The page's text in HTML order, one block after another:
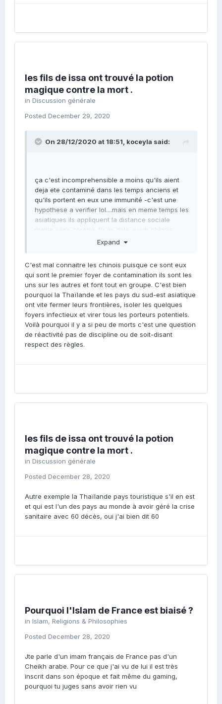
les fils de issa ont trouvé la potion
magique contre la mort .
in Discussion générale
Posted December 29, 2020
On 28/12/2020 at 18:51, koceyla said:
ça c'est incomprehensible a moins qu'ils aient
deja ete contaminé dans les temps anciens et
qu'ils portent en eux une immunité -c'est une
hypothese a verifier lol....mais en meme temps les
asiatiques ils appliquent la distance sociale
meme sans corona ,tu as deja vu un chinois
embrasser un autre chinois ou lui serrer la main
asiatiques !!! rien a voir avec nous .
Expand
C'est mal connaitre les chinois puisque ce sont eux
qui sont le premier foyer de contamination ils sont les
uns sur les autres et font tout en groupe. C'est bien
pourquoi la Thaïlande et les pays du sud-est asiatique
ont vite fermer leurs frontières, isoler les quelques
foyers infectieux et virer tous les porteurs potentiels.
Voilà pourquoi il y a si peu de morts c'est une question
de réactivité pas de discipline ou de soit-disant
respect des règles.
les fils de issa ont trouvé la potion
magique contre la mort .
in Discussion générale
Posted December 28, 2020
Autre exemple la Thaïlande pays touristique s'il en est
et qui est l'un des pays au monde à avoir géré la crise
sanitaire avec 60 décès, oui j'ai bien dit 60
Pourquoi l'Islam de France est biaisé ?
in Islam, Religions & Philosophies
Posted December 28, 2020
Jte parle d'un imam français de France pas d'un
Cheikh arabe. Pour ce que j'ai vu de lui il est très
inscrit dans son époque et fait même du gaming,
pourquoi tu juges sans avoir rien vu